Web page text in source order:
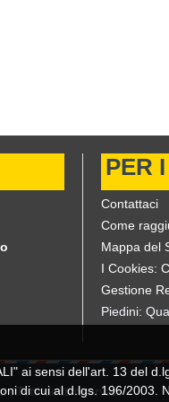
PER
Contattaci
Come
Mappa del
I Cookies:
Gestione
Piedini:
, Tutti diritti riservati
ai sensi dell'art. 13 del
di cui al d.lgs. 196/2003.